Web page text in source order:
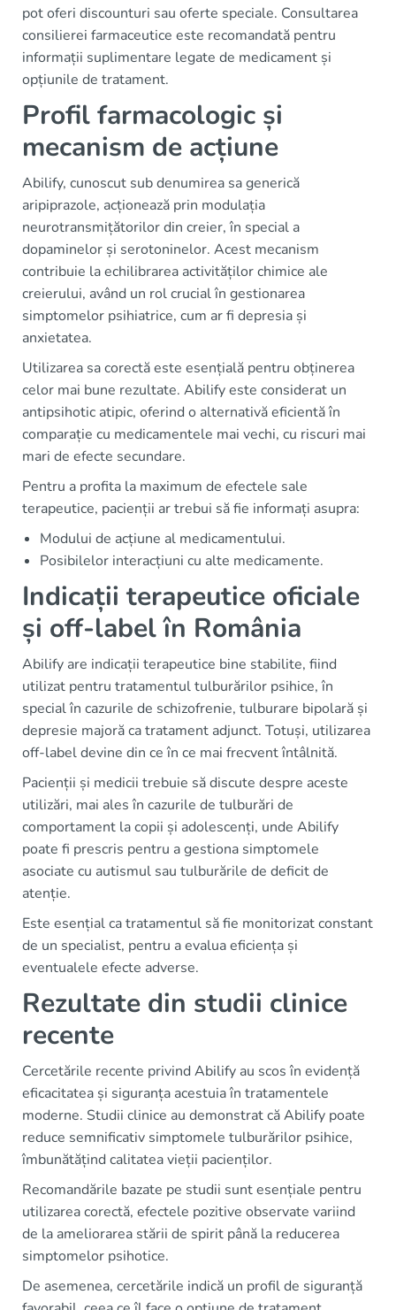
pot oferi discounturi sau oferte speciale. Consultarea
consilierei farmaceutice este recomandată pentru
informații suplimentare legate de medicament și
opțiunile de tratament.
Profil farmacologic și
mecanism de acțiune
Abilify, cunoscut sub denumirea sa generică
aripiprazole, acționează prin modulația
neurotransmițătorilor din creier, în special a
dopaminelor și serotoninelor. Acest mecanism
contribuie la echilibrarea activităților chimice ale
creierului, având un rol crucial în gestionarea
simptomelor psihiatrice, cum ar fi depresia și
anxietatea.
Utilizarea sa corectă este esențială pentru obținerea
celor mai bune rezultate. Abilify este considerat un
antipsihotic atipic, oferind o alternativă eficientă în
comparație cu medicamentele mai vechi, cu riscuri mai
mari de efecte secundare.
Pentru a profita la maximum de efectele sale
terapeutice, pacienții ar trebui să fie informați asupra:
Modului de acțiune al medicamentului.
Posibilelor interacțiuni cu alte medicamente.
Indicații terapeutice oficiale
și off-label în România
Abilify are indicații terapeutice bine stabilite, fiind
utilizat pentru tratamentul tulburărilor psihice, în
special în cazurile de schizofrenie, tulburare bipolară și
depresie majoră ca tratament adjunct. Totuși, utilizarea
off-label devine din ce în ce mai frecvent întâlnită.
Pacienții și medicii trebuie să discute despre aceste
utilizări, mai ales în cazurile de tulburări de
comportament la copii și adolescenți, unde Abilify
poate fi prescris pentru a gestiona simptomele
asociate cu autismul sau tulburările de deficit de
atenție.
Este esențial ca tratamentul să fie monitorizat constant
de un specialist, pentru a evalua eficiența și
eventualele efecte adverse.
Rezultate din studii clinice
recente
Cercetările recente privind Abilify au scos în evidență
eficacitatea și siguranța acestuia în tratamentele
moderne. Studii clinice au demonstrat că Abilify poate
reduce semnificativ simptomele tulburărilor psihice,
îmbunătățind calitatea vieții pacienților.
Recomandările bazate pe studii sunt esențiale pentru
utilizarea corectă, efectele pozitive observate variind
de la ameliorarea stării de spirit până la reducerea
simptomelor psihotice.
De asemenea, cercetările indică un profil de siguranță